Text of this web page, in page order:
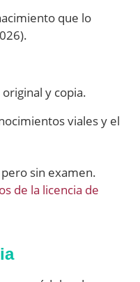
que lo
y copia.
viales y el
sin examen.
de la licencia de